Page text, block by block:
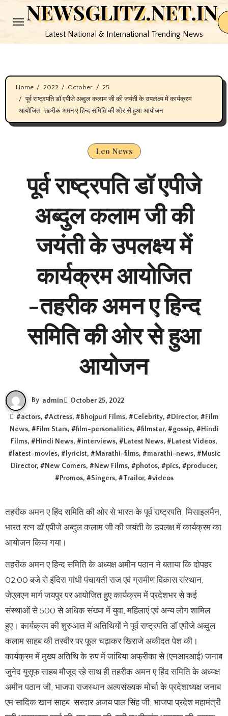
to
NEWSGLITZ.NET.IN
Latest National & International Trending News
Home 2022 October
25
पूर्व राष्ट्रपति डॉ एपीजे अब्दुल कलाम जी की जयंती के उपलक्ष्य में कार्यक्रम
आयोजित -तहरीक अमन ए हिन्द समिति की ओर से हुआ आयोजन
Leo News
पूर्व राष्ट्रपति डॉ एपीजे
अब्दुल कलाम जी की
जयंती के उपलक्ष्य में
कार्यक्रम आयोजित
-तहरीक अमन ए हिन्द
समिति की ओर से हुआ
आयोजन
By admin
October 25, 2022
#actors, #Actress, #Bhojpuri Films, #Celebrity, #Director, #Film
News, #Film Stars, #film-personalities, #filmstar, #gossip, #Hindi
Films, #Hindi News, #interviews, #Latest News, #Latest Videos,
#latest-movies, #lyricist, #Marathi-films, #marathi-news, #Music
Director, #New Comers, #New Films, #photos, #pics, #producer,
#Promos, #Singers, #Trailor, #videos
तहरीक अमन ए हिंद समिति की ओर से भारत के पूर्व राष्ट्रपति, मिसाइलमैन,
भारत रत्न डॉ एपीजे अब्दुल कलाम जी की जयंती के उपलक्ष में कार्यक्रम का
आयोजन किया गया।
तहरीक अमन ए हिन्द समिति के अध्यक्ष अमीन पठान ने बताया कि दोपहर
02:00 बजे से इंदिरा गांधी पंचायती राज एवं ग्रामीण विकास संस्थान,
जेएलएन मार्ग जयपुर पर आयोजित हुए कार्यक्रम में प्रदेशभर से कई
संस्थाओं से 500 से अधिक संख्या में युवा, महिलाएं एवं अन्य लोग शामिल
हुए। कार्यक्रम की शुरुआत में अतिथियों ने पूर्व राष्ट्रपति डॉ एपीजे अब्दुल
कलाम साहब की तस्वीर पर फूल चढ़ाकर खिराजे अकीदत पेश की।
कार्यक्रम में मुख्य अतिथि के रुप में जांबिया अफ्रीका से (एनआरआई) जनाब
जुनेद युसूफ साहब मौजूद रहे साथ ही तहरीक अमन ए हिंद समिति के अध्यक्ष
अमीन पठान जी, भाजपा राजस्थान अल्पसंख्यक मोर्चा के प्रदेशाध्यक्ष जनाब
एम सादिक खान साहब, सरदार अजय पाल सिंह जी, भाजपा प्रदेश महामंत्री